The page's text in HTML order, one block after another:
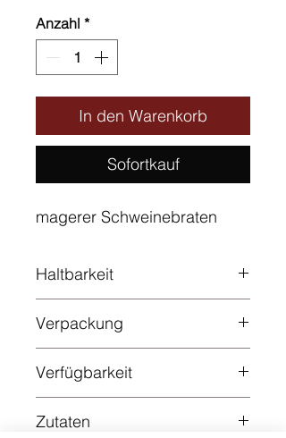
Gramm
Anzahl *
In den Warenkorb
Sofortkauf
magerer Schweinebraten
Haltbarkeit
Verpackung
Verfügbarkeit
Zutaten